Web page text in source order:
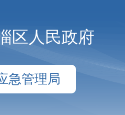
区人民政府
急管理局